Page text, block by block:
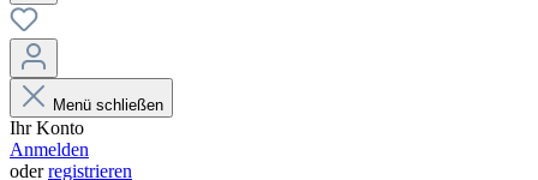
Menü schließen
Ihr Konto
Anmelden
oderregistrieren